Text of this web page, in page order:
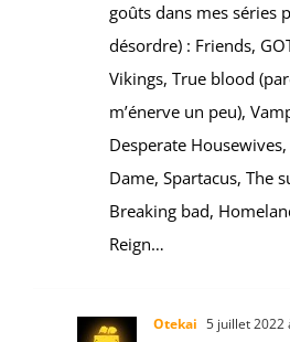
goûts dans mes séries
désordre) : Friends,
Vikings, True blood
m’énerve un peu),
Desperate
Dame, Spartacus, The
Breaking bad,
Reign…
Otekai 5 juillet 2022